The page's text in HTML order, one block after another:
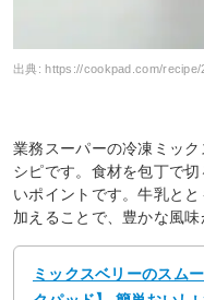
出典: https://cookpad.com/recipe/
業務スーパーの冷凍ミッ
シピです。食材を包丁で
いポイントです。牛乳と
加えることで、豊かな風味
ミックスベリーのスム